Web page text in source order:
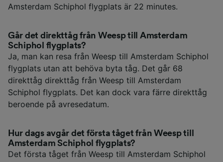
Amsterdam Schiphol flygplats är 22 minutes.
Går det direkttåg från Weesp till Amsterdam
Schiphol flygplats?
Ja, man kan resa från Weesp till Amsterdam Schiphol
flygplats utan att behöva byta tåg. Det går 68
direkttåg direkttåg från Weesp till Amsterdam
Schiphol flygplats. Det kan dock vara färre direkttåg
beroende på avresedatum.
Hur dags avgår det första tåget från Weesp till
Amsterdam Schiphol flygplats?
Det första tåget från Weesp till Amsterdam Schiphol